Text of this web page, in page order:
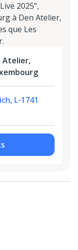
2025",
à Den Atelier,
que Les
Atelier,
L-1741